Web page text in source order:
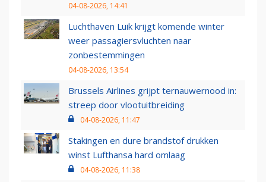
04-08-2026, 14:41
Luchthaven Luik krijgt komende winter
weer passagiersvluchten naar
zonbestemmingen
04-08-2026, 13:54
Brussels Airlines grijpt ternauwernood in:
streep door vlootuitbreiding
04-08-2026, 11:47
Stakingen en dure brandstof drukken
winst Lufthansa hard omlaag
04-08-2026, 11:38